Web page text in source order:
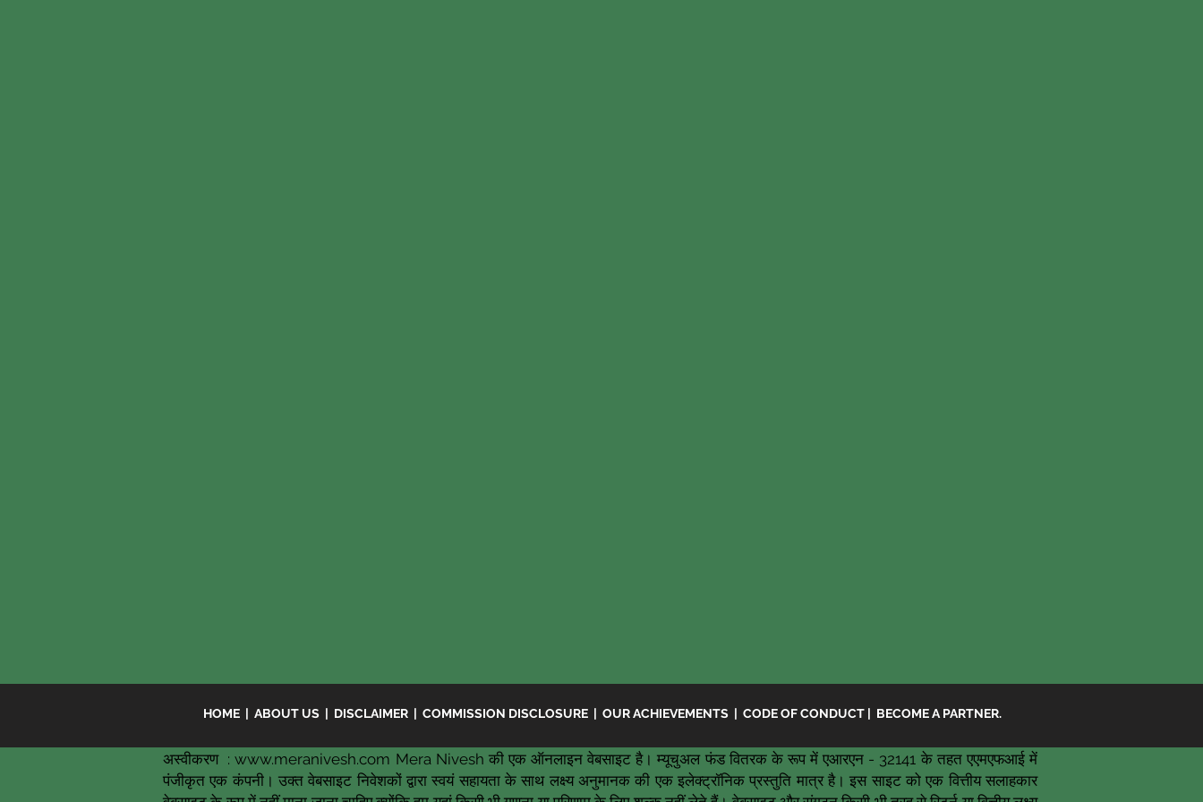
HOME | ABOUT US | DISCLAIMER | COMMISSION DISCLOSURE | OUR ACHIEVEMENTS | CODE OF CONDUCT | BECOME A PARTNER.
अस्वीकरण :www.meranivesh.com Mera Nivesh की एक ऑनलाइन वेबसाइट है। म्यूचुअल फंड वितरक के रूप में एआरएन - 32141 के तहत एएमएफआई में
पंजीकृत एक कंपनी। उक्त वेबसाइट निवेशकों द्वारा स्वयं सहायता के साथ लक्ष्य अनुमानक की एक इलेक्ट्रॉनिक प्रस्तुति मात्र है। इस साइट को एक वित्तीय सलाहकार